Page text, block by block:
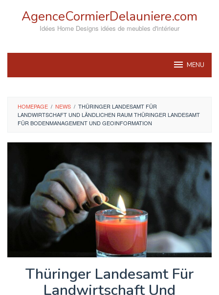
AgenceCormierDelauniere.com
Idées Home Designs idées de meubles d'intérieur
MENU
HOMEPAGE / NEWS / THÜRINGER LANDESAMT FÜR
LANDWIRTSCHAFT UND LÄNDLICHEN RAUM THÜRINGER LANDESAMT
FÜR BODENMANAGEMENT UND GEOINFORMATION
Thüringer Landesamt Für
Landwirtschaft Und